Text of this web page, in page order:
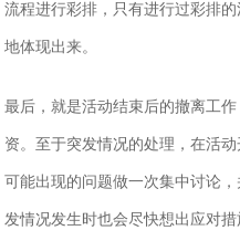
流程进行彩排，只有进行过彩排
地体现出来。
最后，就是活动结束后的撤离工
资。至于突发情况的处理，在活
可能出现的问题做一次集中讨论
发情况发生时也会尽快想出应对